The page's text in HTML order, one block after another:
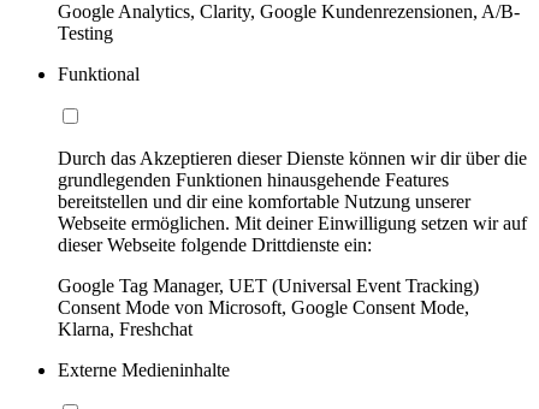
Google Analytics, Clarity, Google Kundenrezensionen, A/B-
Testing
Funktional
Durch das Akzeptieren dieser Dienste können wir dir über die
grundlegenden Funktionen hinausgehende Features
bereitstellen und dir eine komfortable Nutzung unserer
Webseite ermöglichen. Mit deiner Einwilligung setzen wir auf
dieser Webseite folgende Drittdienste ein:
Google Tag Manager, UET (Universal Event Tracking)
Consent Mode von Microsoft, Google Consent Mode,
Klarna, Freshchat
Externe Medieninhalte